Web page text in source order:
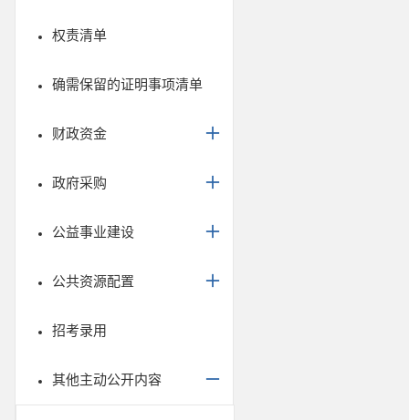
权责清单
确需保留的证明事项清单
财政资金
政府采购
公益事业建设
公共资源配置
招考录用
其他主动公开内容